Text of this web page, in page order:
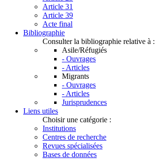
Article 31
Article 39
Acte final
Bibliographie
Consulter la bibliographie relative à :
Asile/Réfugiés
- Ouvrages
- Articles
Migrants
- Ouvrages
- Articles
Jurisprudences
Liens utiles
Choisir une catégorie :
Institutions
Centres de recherche
Revues spécialisées
Bases de données